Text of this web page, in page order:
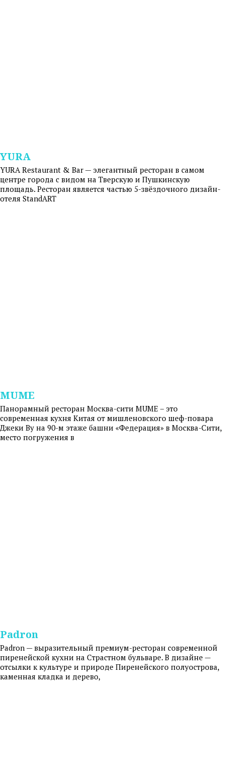
YURA
YURA Restaurant & Bar — элегантный ресторан в самом
центре города с видом на Тверскую и Пушкинскую
площадь. Ресторан является частью 5-звёздочного дизайн-
отеля StandART
MUME
Панорамный ресторан Москва-сити MUME – это
современная кухня Китая от мишленовского шеф-повара
Джеки Ву на 90-м этаже башни «Федерация» в Москва-Сити,
место погружения в
Padron
Padron — выразительный премиум-ресторан современной
пиренейской кухни на Страстном бульваре. В дизайне —
отсылки к культуре и природе Пиренейского полуострова,
каменная кладка и дерево,